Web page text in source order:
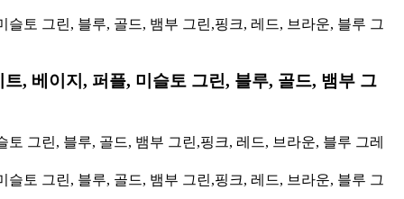
, 베이지, 퍼플, 미슬토 그린, 블루, 골드, 뱀부 그
그린, 블루, 골드, 뱀부 그린,핑크, 레드, 브라운, 블루 그레